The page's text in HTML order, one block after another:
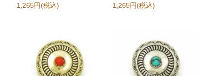
1,265円(税込)
1,265円(税込)